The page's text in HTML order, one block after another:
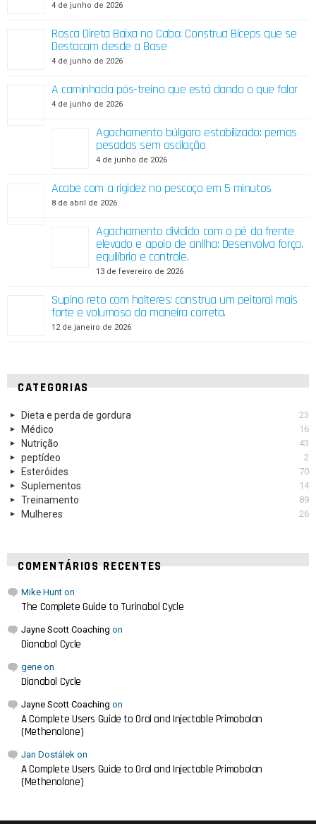
4 de junho de 2026
Rosca Direta Baixa no Cabo: Construa Bíceps que se
Destacam desde a Base
4 de junho de 2026
A caminhada pós-treino que está dando o que falar
4 de junho de 2026
Agachamento búlgaro estabilizado: pernas
pesadas sem oscilação
4 de junho de 2026
Acabe com a rigidez no pescoço em 5 minutos
8 de abril de 2026
Agachamento dividido com o pé da frente
elevado e apoio de anilha: Desenvolva força,
equilíbrio e controle.
13 de fevereiro de 2026
Supino reto com halteres: construa um peitoral mais
forte e volumoso da maneira correta.
12 de janeiro de 2026
CATEGORIAS
Dieta e perda de gordura 23
Médico 16
Nutrição 43
peptídeo 2
Esteróides 70
Suplementos 14
Treinamento 89
Mulheres 26
COMENTÁRIOS RECENTES
Mike Hunt on
The Complete Guide to Turinabol Cycle
Jayne Scott Coaching on
Dianabol Cycle
gene on
Dianabol Cycle
Jayne Scott Coaching on
A Complete Users Guide to Oral and Injectable Primobolan
(Methenolone)
Jan Dostálek on
A Complete Users Guide to Oral and Injectable Primobolan
(Methenolone)